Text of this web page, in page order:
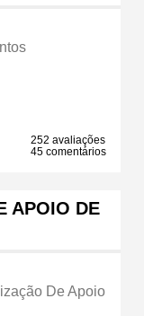
252 avaliações
45 comentários
APOIO DE
De Apoio